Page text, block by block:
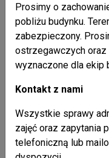
dispozičná
dielne.
dispozičná
vytvorenia
ľudovej kultúry.
vybavenie sály
kultúry (tanečná
zakúpenie a
s kamerou v
Prosimy o
pobliżu budynku.
zabezpieczony.
ostrzegawczych
wyznaczone dla ekip
Kontakt z nami
Wszystkie sprawy
zajęć oraz zapytania
telefoniczną lub